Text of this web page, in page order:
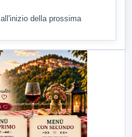
della prossima